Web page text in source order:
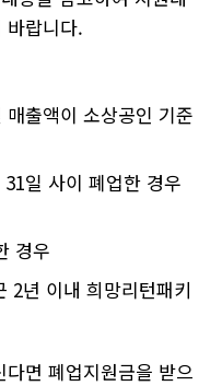
바랍니다.
출액이 소상공인 기준
일 사이 폐업한 경우
경우
2년 이내 희망리턴패키
면 폐업지원금을 받으